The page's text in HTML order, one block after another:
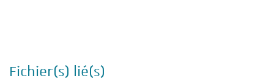
Fichier(s) lié(s)